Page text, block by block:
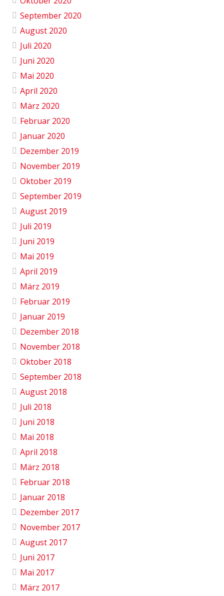
September 2020
August 2020
Juli 2020
Juni 2020
Mai 2020
April 2020
März 2020
Februar 2020
Januar 2020
Dezember 2019
November 2019
Oktober 2019
September 2019
August 2019
Juli 2019
Juni 2019
Mai 2019
April 2019
März 2019
Februar 2019
Januar 2019
Dezember 2018
November 2018
Oktober 2018
September 2018
August 2018
Juli 2018
Juni 2018
Mai 2018
April 2018
März 2018
Februar 2018
Januar 2018
Dezember 2017
November 2017
August 2017
Juni 2017
Mai 2017
März 2017